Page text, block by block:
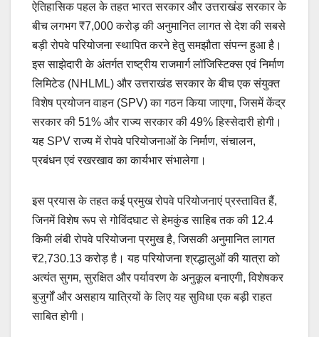
ऐतिहासिक पहल के तहत भारत सरकार और उत्तराखंड सरकार के
बीच लगभग ₹7,000 करोड़ की अनुमानित लागत से देश की सबसे
बड़ी रोपवे परियोजना स्थापित करने हेतु समझौता संपन्न हुआ है।
इस साझेदारी के अंतर्गत राष्ट्रीय राजमार्ग लॉजिस्टिक्स एवं निर्माण
लिमिटेड (NHLML) और उत्तराखंड सरकार के बीच एक संयुक्त
विशेष प्रयोजन वाहन (SPV) का गठन किया जाएगा, जिसमें केंद्र
सरकार की 51% और राज्य सरकार की 49% हिस्सेदारी होगी।
यह SPV राज्य में रोपवे परियोजनाओं के निर्माण, संचालन,
प्रबंधन एवं रखरखाव का कार्यभार संभालेगा।
इस प्रयास के तहत कई प्रमुख रोपवे परियोजनाएं प्रस्तावित हैं,
जिनमें विशेष रूप से गोविंदघाट से हेमकुंड साहिब तक की 12.4
किमी लंबी रोपवे परियोजना प्रमुख है, जिसकी अनुमानित लागत
₹2,730.13 करोड़ है। यह परियोजना श्रद्धालुओं की यात्रा को
अत्यंत सुगम, सुरक्षित और पर्यावरण के अनुकूल बनाएगी, विशेषकर
बुजुर्गों और असहाय यात्रियों के लिए यह सुविधा एक बड़ी राहत
साबित होगी।